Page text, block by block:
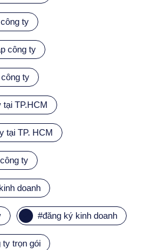
ty
công ty
ty
tại TP.HCM
tại TP. HCM
ty
doanh
#đăng ký kinh doanh
trọn gói